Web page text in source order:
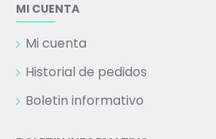
MI CUENTA
Mi cuenta
Historial de pedidos
Boletin informativo